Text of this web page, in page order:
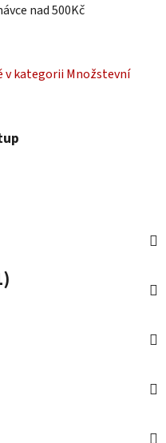
nad 500Kč
v kategorii Množstevní